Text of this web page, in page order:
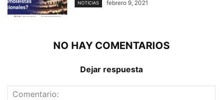
NOTICIAS febrero 9, 2021
NO HAY COMENTARIOS
Dejar respuesta